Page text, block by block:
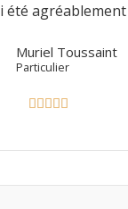
Muriel Toussaint
Particulier
    